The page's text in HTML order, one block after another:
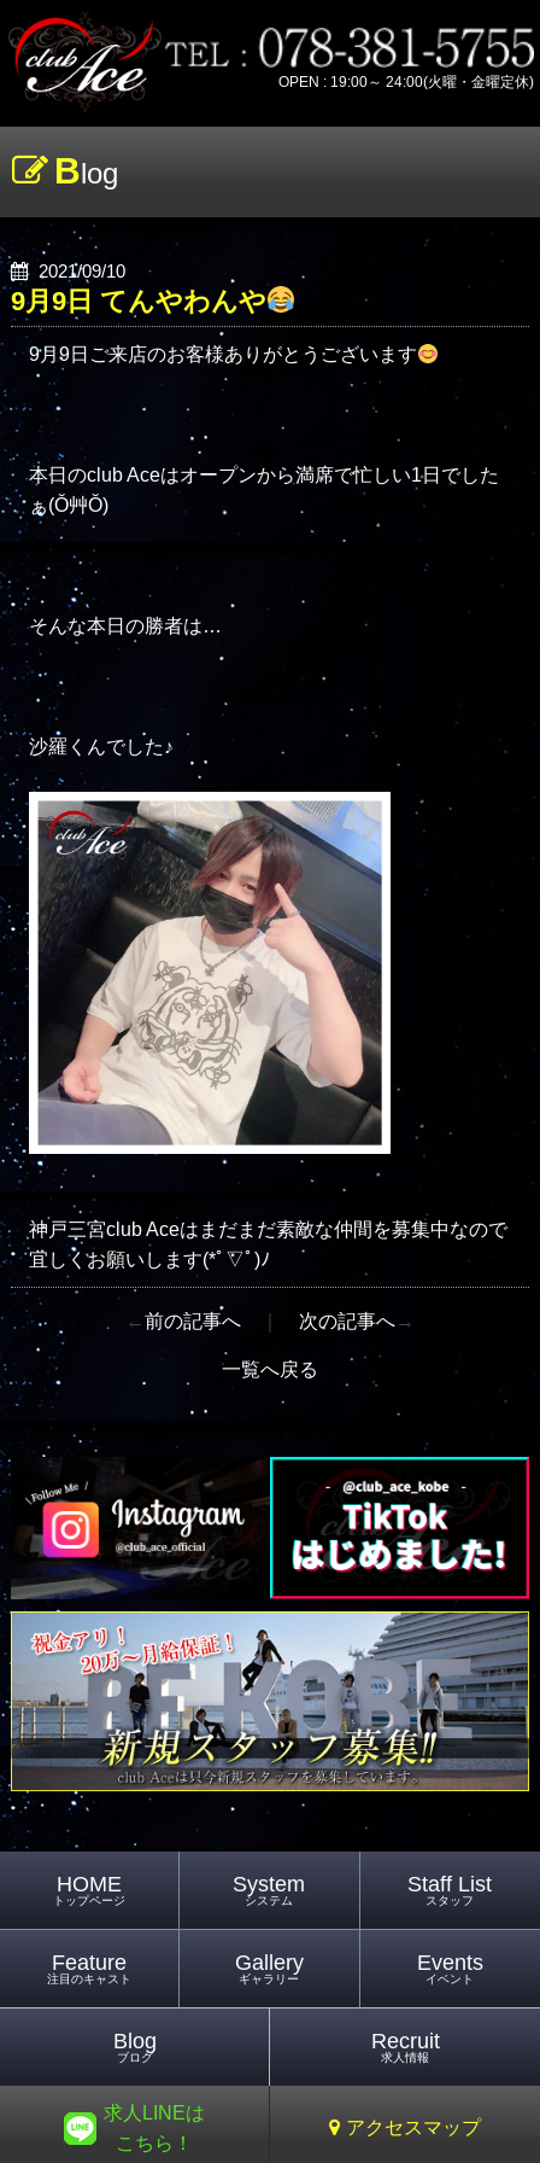
OPEN : 19:00～ 24:00(火曜・金曜定休)
Blog
2021/09/10
9月9日 てんやわんや
9月9日ご来店のお客様ありがとうございます
本日のclub Aceはオープンから満席で忙しい1日でした
ぁ(Ŏ艸Ŏ)
そんな本日の勝者は…
沙羅くんでした♪
神戸三宮club Aceはまだまだ素敵な仲間を募集中なので
宜しくお願いします(*ﾟ▽ﾟ)ﾉ
←前の記事へ 次の記事へ→
一覧へ戻る
HOME
トップページ
System
システム
Staff List
スタッフ
Feature
注目のキャスト
Gallery
ギャラリー
Events
イベント
Blog
ブログ
Recruit
求人情報
求人LINEは
こちら！
アクセスマップ